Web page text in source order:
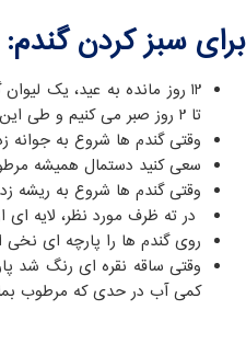
برای سبز کردن گندم:
تا 2 روز صبر می کنیم و طی این مدت 2 بار آب آن را عوض می کنیم.
وقتی گندم ها شروع به جوانه
سعی کنید دستمال همیشه
وقتی گندم ها شروع به ریشه
در ته ظرف مورد نظر، لایه
روی گندم ها را پارچه ای نخی
وقتی ساقه نقره ای رنگ شد
کمی آب در حدی که مرطوب